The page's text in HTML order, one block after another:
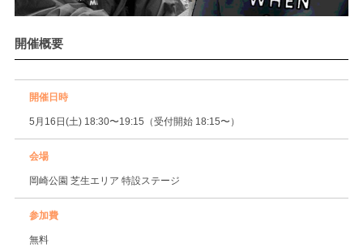
開催概要
開催日時
5月16日(土) 18:30〜19:15（受付開始 18:15〜）
会場
岡崎公園 芝生エリア 特設ステージ
参加費
無料